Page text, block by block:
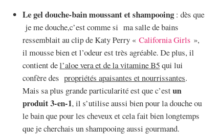
Le gel douche-bain moussant et shampooing : dès que
je me douche,c’est comme si ma salle de bains
ressemblait au clip de Katy Perry « California Girls »,
il mousse bien et l’odeur est très agréable. De plus, il
contient del’aloe vera et de la vitamine B5qui lui
confère des propriétés apaisantes et nourrissantes.
Mais sa plus grande particularité est que c’estun
produit 3-en-1, il s’utilise aussi bien pour la douche ou
le bain que pour les cheveux et cela fait bien longtemps
que je cherchais un shampooing aussi gourmand.